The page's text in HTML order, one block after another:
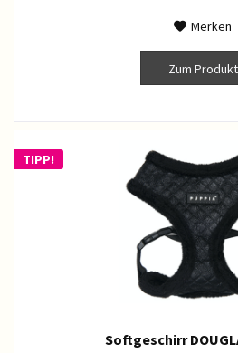
Merken
Zum Produkt
TIPP!
Softgeschirr